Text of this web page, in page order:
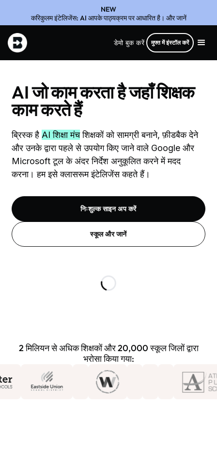
NEW
करिकुलम इंटेलिजेंस: AI आपके पाठ्यक्रम पर आधारित है। और जानें
डेमो बुक करें मुफ्त में इंस्टॉल करें
AI जो काम करता है जहाँ शिक्षक
काम करते हैं
ब्रिस्क है AI शिक्षा मंचशिक्षकों को सामग्री बनाने, फ़ीडबैक देने
और उनके द्वारा पहले से उपयोग किए जाने वाले Google और
Microsoft टूल के अंदर निर्देश अनुकूलित करने में मदद
करना। हम इसे क्लासरूम इंटेलिजेंस कहते हैं।
निःशुल्क साइन अप करें
स्कूल और जानें
2 मिलियन से अधिक शिक्षकों और 20,000 स्कूल जिलों द्वारा
भरोसा किया गया: